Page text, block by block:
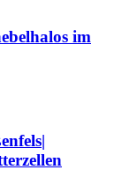
im